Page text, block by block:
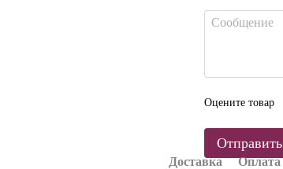
Оцените товар
Отправить
Доставка Оплата